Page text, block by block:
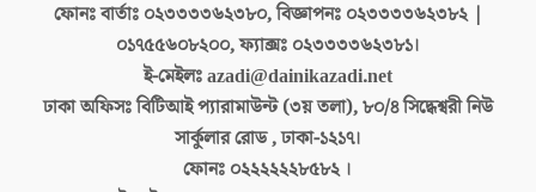
ফোনঃ বার্তাঃ ০২৩৩৩৩৬২৩৮০, বিজ্ঞাপনঃ ০২৩৩৩৩৬২৩৮২ |
০১৭৫৫৬০৮২০০, ফ্যাক্সঃ ০২৩৩৩৩৬২৩৮১।
ই-মেইলঃazadi@dainikazadi.net
ঢাকা অফিসঃবিটিআই প্যারামাউন্ট (৩য় তলা), ৮০/৪ সিদ্ধেশ্বরী নিউ
সার্কুলার রোড , ঢাকা-১২১৭।
ফোনঃ ০২২২২২২৮৫৮২ ।